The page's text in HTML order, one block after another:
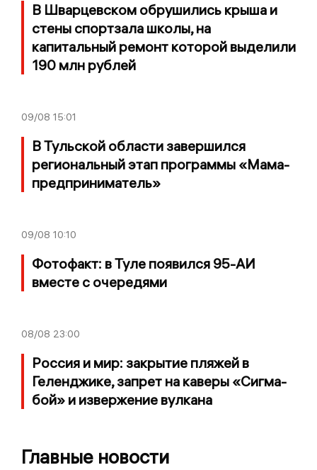
В Шварцевском обрушились крыша и
стены спортзала школы, на
капитальный ремонт которой выделили
190 млн рублей
09/08 15:01
В Тульской области завершился
региональный этап программы «Мама-
предприниматель»
09/08 10:10
Фотофакт: в Туле появился 95-АИ
вместе с очередями
08/08 23:00
Россия и мир: закрытие пляжей в
Геленджике, запрет на каверы «Сигма-
бой» и извержение вулкана
Главные новости